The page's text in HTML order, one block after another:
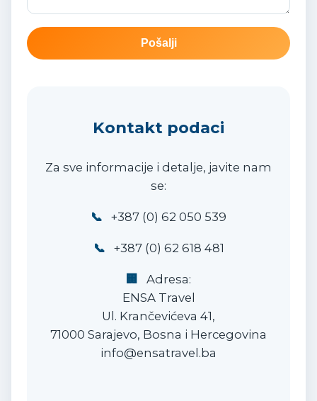
Pošalji
Kontakt podaci
Za sve informacije i detalje, javite nam
se:
📞 +387 (0) 62 050 539
📞 +387 (0) 62 618 481
🏢
Adresa:
ENSA Travel
Ul. Krančevićeva 41,
71000 Sarajevo, Bosna i Hercegovina
info@ensatravel.ba